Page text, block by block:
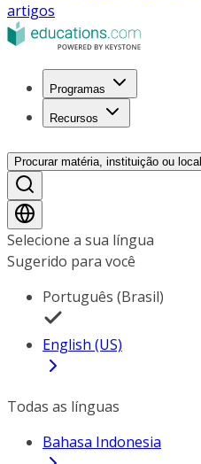
artigos
Programas
Recursos
Procurar matéria, instituição ou local
Selecione a sua língua
Sugerido para você
Português (Brasil)
English (US)
Todas as línguas
Bahasa Indonesia